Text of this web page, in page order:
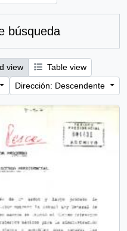
búsqueda
view
Table view
Dirección: Descendente